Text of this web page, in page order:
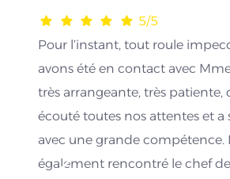
5/5
Pour l’instant, tout roule
avons été en contact avec
très arrangeante, très patiente,
écouté toutes nos attentes et a
avec une grande compétence.
également rencontré le chef